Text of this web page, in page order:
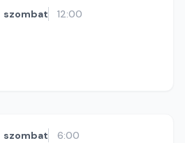
szombat 12:00
szombat 6:00